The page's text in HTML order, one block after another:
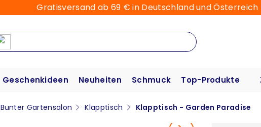
Gratisversand ab 69 € in Deutschland und Österreich
Geschenkideen Neuheiten Schmuck Top-Produkte
Bunter Gartensalon Klapptisch Klapptisch - Garden Paradise